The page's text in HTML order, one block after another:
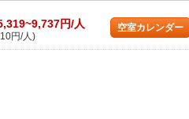
円/人
円/人)
空室カレンダー